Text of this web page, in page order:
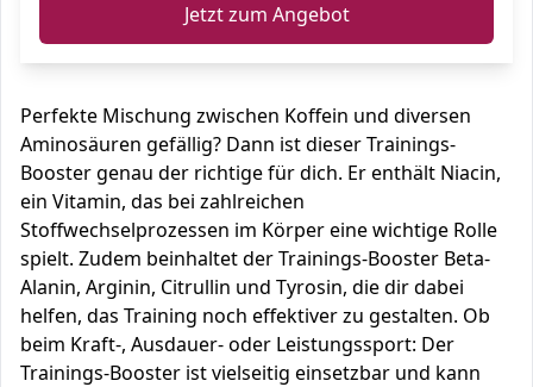
Jetzt zum Angebot
Perfekte Mischung zwischen Koffein und diversen
Aminosäuren gefällig? Dann ist dieser Trainings-
Booster genau der richtige für dich. Er enthält Niacin,
ein Vitamin, das bei zahlreichen
Stoffwechselprozessen im Körper eine wichtige Rolle
spielt. Zudem beinhaltet der Trainings-Booster Beta-
Alanin, Arginin, Citrullin und Tyrosin, die dir dabei
helfen, das Training noch effektiver zu gestalten. Ob
beim Kraft-, Ausdauer- oder Leistungssport: Der
Trainings-Booster ist vielseitig einsetzbar und kann